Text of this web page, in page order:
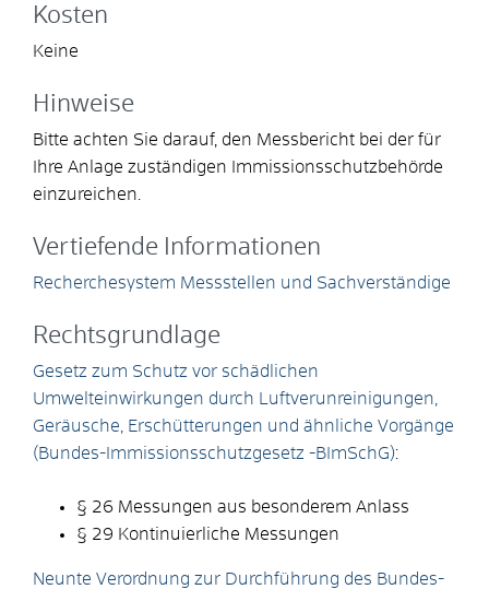
Kosten
Keine
Hinweise
Bitte achten Sie darauf, den Messbericht bei der für
Ihre Anlage zuständigen Immissionsschutzbehörde
einzureichen.
Vertiefende Informationen
Recherchesystem Messstellen und Sachverständige
Rechtsgrundlage
Gesetz zum Schutz vor schädlichen
Umwelteinwirkungen durch Luftverunreinigungen,
Geräusche, Erschütterungen und ähnliche Vorgänge
(Bundes-Immissionsschutzgesetz -BImSchG):
§ 26 Messungen aus besonderem Anlass
§ 29 Kontinuierliche Messungen
Neunte Verordnung zur Durchführung des Bundes-